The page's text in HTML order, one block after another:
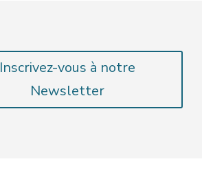
Inscrivez-vous à notre
Newsletter